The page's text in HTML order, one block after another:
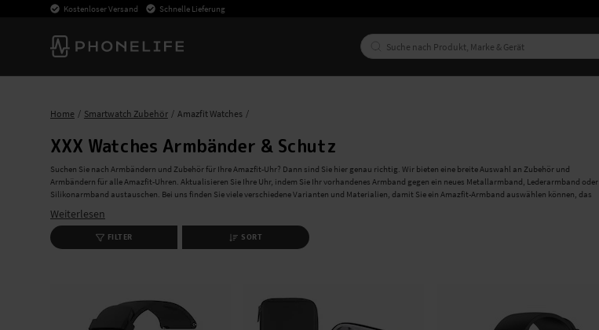
Kostenloser Versand Schnelle Lieferung
Home Smartwatch Zubehör Amazfit Watches
XXX Watches Armbänder & Schutz
Suchen Sie nach Armbändern und Zubehör für Ihre Amazfit-Uhr? Dann sind Sie hier genau richtig. Wir bieten eine breite Auswahl an Zubehör und
Armbändern für alle Amazfit-Uhren. Aktualisieren Sie Ihre Uhr, indem Sie Ihr vorhandenes Armband gegen ein neues Metallarmband, Lederarmband oder
Silikonarmband austauschen. Bei uns finden Sie viele verschiedene Varianten und Materialien, damit Sie ein Amazfit-Armband auswählen können, das
stabil am Handgelenk sitzt, ohne unangenehm zu sein oder zu scheuern. Wenn Sie einen eleganteren Look bevorzugen, bieten wir auch Armbänder aus
Leder und Metall an, die Ihrer Uhr eine anspruchsvolle Note verleihen. Mit einem neuen Armband können Sie Ihrer Amazfit-Uhr einen völlig neuen Stil zu
einem erschwinglichen Preis verleihen. Vergessen Sie nicht, Ihre Uhr vor möglichen Schäden zu schützen. Mit unseren hochwertigen Displayschutzfolien
Weiterlesen
FILTER SORT